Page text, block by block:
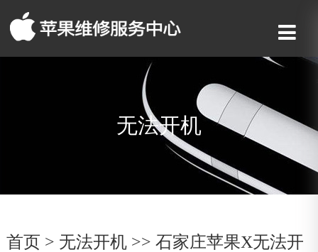
无法开机
首页 > 无法开机>> 石家庄苹果X无法开